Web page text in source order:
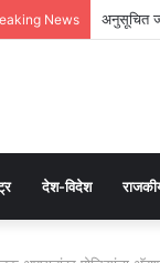
News अनुसूचित
देश-विदेश